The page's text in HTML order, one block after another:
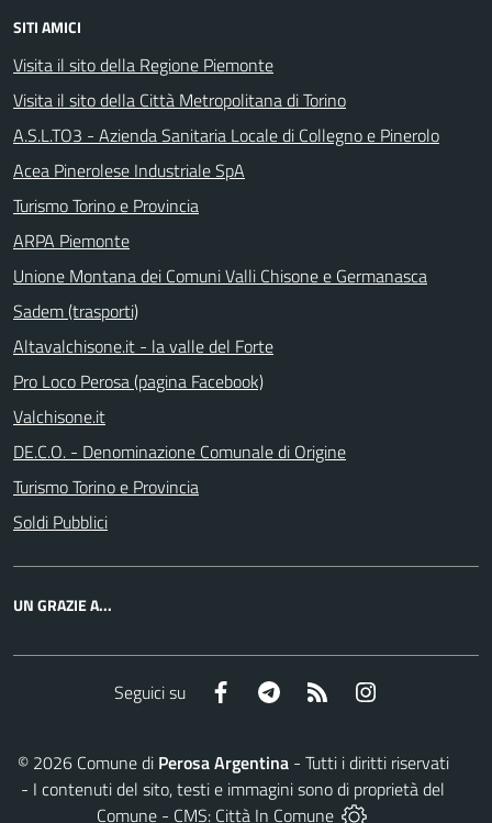
SITI AMICI
Visita il sito della Regione Piemonte
Visita il sito della Città Metropolitana di Torino
A.S.L.TO3 - Azienda Sanitaria Locale di Collegno e Pinerolo
Acea Pinerolese Industriale SpA
Turismo Torino e Provincia
ARPA Piemonte
Unione Montana dei Comuni Valli Chisone e Germanasca
Sadem (trasporti)
Altavalchisone.it - la valle del Forte
Pro Loco Perosa (pagina Facebook)
Valchisone.it
DE.C.O. - Denominazione Comunale di Origine
Turismo Torino e Provincia
Soldi Pubblici
UN GRAZIE A...
Seguici su Facebook Telegram RSS
© 2026Comune di Perosa Argentina- Tutti i diritti riservati
- I contenuti del sito, testi e immagini sono di proprietà del
Comune - CMS: Città In Comune